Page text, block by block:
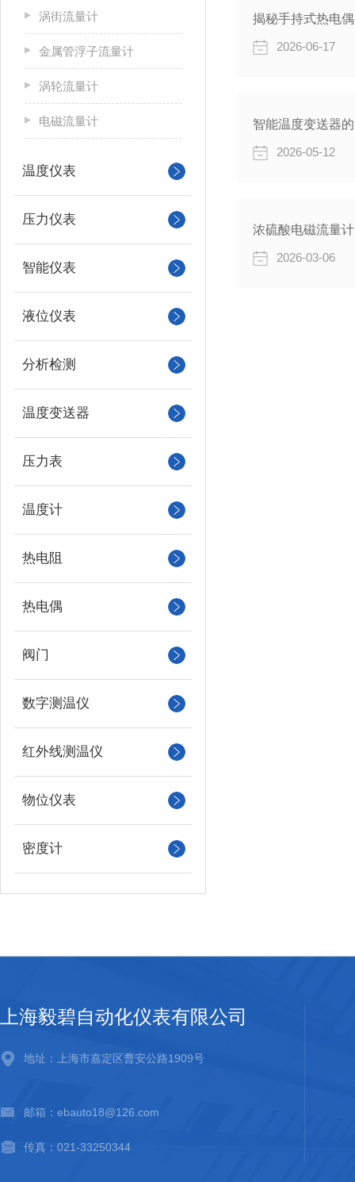
涡街流量计
金属管浮子流量计
涡轮流量计
电磁流量计
温度仪表
压力仪表
智能仪表
液位仪表
分析检测
温度变送器
压力表
温度计
热电阻
热电偶
阀门
数字测温仪
红外线测温仪
物位仪表
密度计
2026-06-17
智能温度变送器
2026-05-12
浓硫酸电磁流量
2026-03-06
上海毅碧自动化仪表有限公司
地址：上海市嘉定区曹安公路1909号
邮箱：ebauto18@126.com
传真：021-33250344